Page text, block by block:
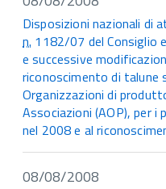
Disposizioni nazionali di
n. 1182/07 del Consiglio
e successive
riconoscimento di talune
Organizzazioni di
Associazioni (AOP), per
nel 2008 e al
08/08/2008